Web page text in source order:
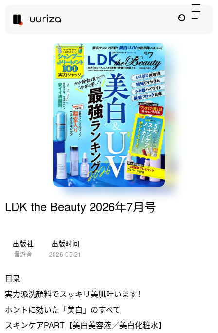
LDK the Beauty 2026年7月号
出版社
晋遊舎
出版时间
2026-05-21
目录
実力派洗顔料でスッキリ美肌叶います！
ホントに効いた「美白」のすべて
スキンケアPART【美白美容液／美白化粧水】